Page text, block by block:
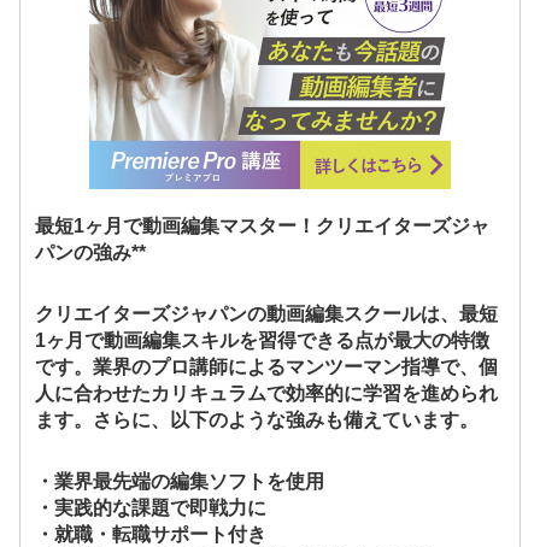
最短1ヶ月で動画編集マスター！クリエイターズジャ
パンの強み**
クリエイターズジャパンの動画編集スクールは、最短
1ヶ月で動画編集スキルを習得できる点が最大の特徴
です。業界のプロ講師によるマンツーマン指導で、個
人に合わせたカリキュラムで効率的に学習を進められ
ます。さらに、以下のような強みも備えています。
・業界最先端の編集ソフトを使用
・実践的な課題で即戦力に
・就職・転職サポート付き